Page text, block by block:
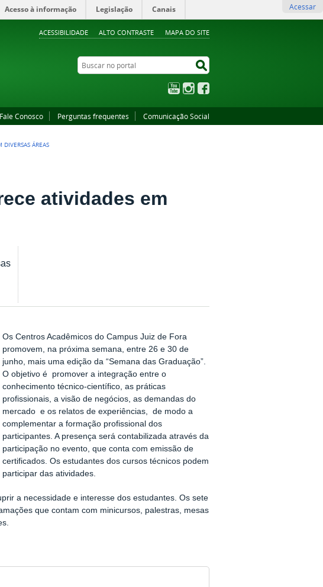
ACESSIBILIDADE ALTO CONTRASTE MAPA DO SITE
Acesso à informação Legislação Canais Acessar
Buscar no portal
YouTubeInstagram
Fale Conosco Perguntas frequentes Comunicação Social
ÁREAS
atividades em
Os Centros Acadêmicos do Campus Juiz de Fora
promovem, na próxima semana, entre 26 e 30 de
junho, mais uma edição da “Semana das Graduação”.
O objetivo é promover a integração entre o
conhecimento técnico-científico, as práticas
profissionais, a visão de negócios, as demandas do
mercado e os relatos de experiências, de modo a
complementar a formação profissional dos
participantes. A presença será contabilizada através da
participação no evento, que conta com emissão de
certificados. Os estudantes dos cursos técnicos podem
participar das atividades.
a necessidade e interesse dos estudantes. Os sete
que contam com minicursos, palestras, mesas